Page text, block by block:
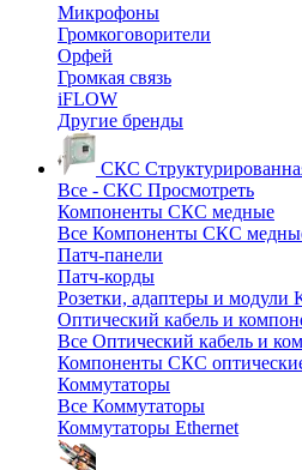
Микрофоны
Громкоговорители
Орфей
Громкая связь
iFLOW
Другие бренды
СКС
Все - СКС Просмотреть
Компоненты СКС медные
Все Компоненты СКС
Патч-панели
Патч-корды
Розетки, адаптеры и модули
Оптический кабель и
Все Оптический кабель и
Компоненты СКС
Коммутаторы
Все Коммутаторы
Коммутаторы Ethernet